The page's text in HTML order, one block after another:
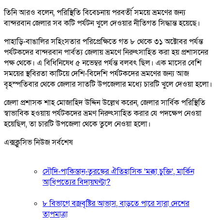
তিনি আরও বলেন, পরিস্থিতি বিবেচনায় পরবর্তী সময়ে ভ্রমণের জন্য
বান্দরবান জেলার সব কটি পর্যটন খুলে দেওয়ার নীতিগত সিদ্ধান্ত হয়েছে।
পাহাড়ি-বাঙালির সহিংসতার পরিপ্রেক্ষিতে গত ৮ থেকে ৩১ অক্টোবর পর্যন্ত
পর্যটকদের বান্দরবান পার্বত্য জেলায় ভ্রমণে নিরুৎসাহিত করা হয় প্রশাসনের
পক্ষ থেকে। এ বিধিনিষেধ ৫ নভেম্বর পর্যন্ত বলবৎ ছিল। এক মাসের বেশি
সময়ের স্থবিরতা কাটিয়ে দেশি-বিদেশি পর্যটকদের ভ্রমণের জন্য আজ
বৃহস্পতিবার থেকে জেলার সাতটি উপজেলার মধ্যে চারটি খুলে দেওয়া হলো।
জেলা প্রশাসক শাহ মোজাহিদ উদ্দিন উল্লেখ করেন, জেলার সার্বিক পরিস্থিতি
স্বাভাবিক হওয়ায় পর্যটকদের ভ্রমণ নিরুৎসাহিত করার যে পদক্ষেপ নেওয়া
হয়েছিল, তা চারটি উপজেলা থেকে তুলে নেওয়া হলো।
এক্সক্লুসিভ নিউজ সর্বশেষ
সৌদি-পাকিস্তান-তুরস্কের ঐতিহাসিক ‘মক্কা চুক্তি’, মার্কিন
আধিপত্যের বিদায়ঘণ্টা?
৮ বিভাগে বজ্রবৃষ্টির আভাস, বাড়তে পারে সারা দেশের
তাপমাত্রা